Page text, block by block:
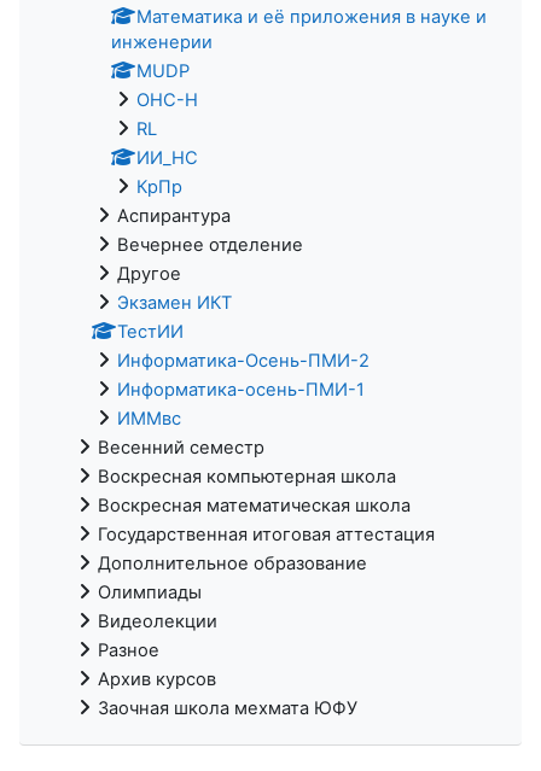
Математика и её приложения в науке и
инженерии
MUDP
ОНС-Н
RL
ИИ_НС
КрПр
Аспирантура
Вечернее отделение
Другое
Экзамен ИКТ
ТестИИ
Информатика-Осень-ПМИ-2
Информатика-осень-ПМИ-1
ИММвс
Весенний семестр
Воскресная компьютерная школа
Воскресная математическая школа
Государственная итоговая аттестация
Дополнительное образование
Олимпиады
Видеолекции
Разное
Архив курсов
Заочная школа мехмата ЮФУ